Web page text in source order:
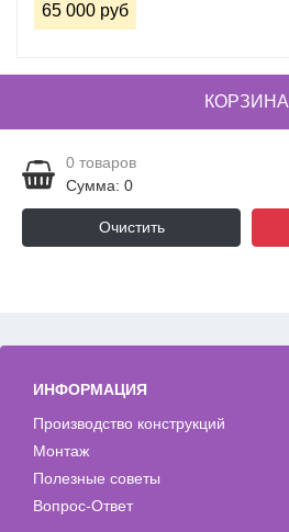
65 000 руб
КОРЗИНА
0 товаров
Сумма: 0
Очистить
ИНФОРМАЦИЯ
Производство конструкций
Монтаж
Полезные советы
Вопрос-Ответ